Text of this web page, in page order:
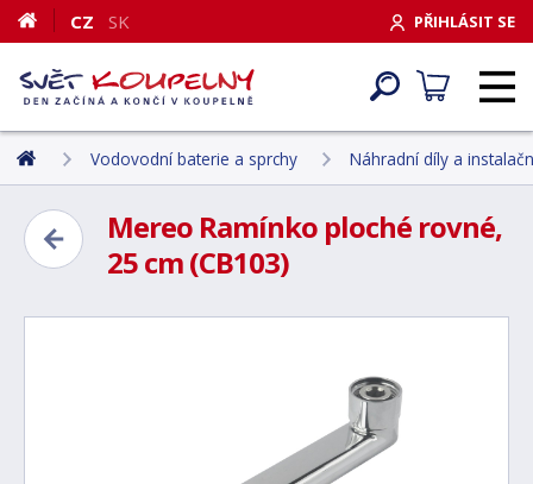
PŘIHLÁSIT SE
CZ SK
Vodovodní baterie a sprchy Náhradní díly a
Mereo Ramínko ploché rovné,
25 cm (CB103)